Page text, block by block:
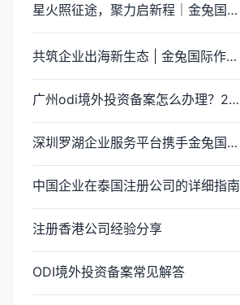
星火照征途，聚力启新程｜金兔国际井冈山红色研学团建圆满收官
共筑企业出海新生态 | 金兔国际作为代表单位亮相宝安区出海服务中心揭牌仪式
广州odi境外投资备案怎么办理？2026年最新流程详解
深圳罗湖企业服务平台携手金兔国际ODI备案专家,共建跨境出海全链条服务新生态
中国企业在泰国注册公司的详细指南
注册香港公司经验分享
ODI境外投资备案常见解答